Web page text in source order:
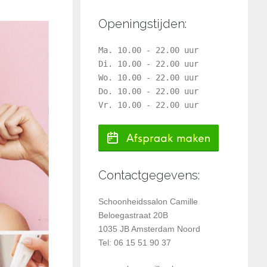
Openingstijden:
Ma. 10.00 - 22.00 uur
Di. 10.00 - 22.00 uur
Wo. 10.00 - 22.00 uur
Do. 10.00 - 22.00 uur
Vr. 10.00 - 22.00 uur
Contactgegevens:
Schoonheidssalon Camille
Beloegastraat 20B
1035 JB Amsterdam Noord
Tel: 06 15 51 90 37